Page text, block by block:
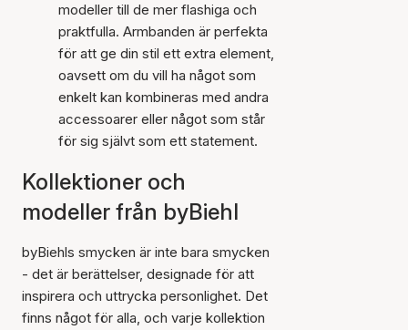
modeller till de mer flashiga och
praktfulla. Armbanden är perfekta
för att ge din stil ett extra element,
oavsett om du vill ha något som
enkelt kan kombineras med andra
accessoarer eller något som står
för sig självt som ett statement.
Kollektioner och
modeller från byBiehl
byBiehls smycken är inte bara smycken
- det är berättelser, designade för att
inspirera och uttrycka personlighet. Det
finns något för alla, och varje kollektion